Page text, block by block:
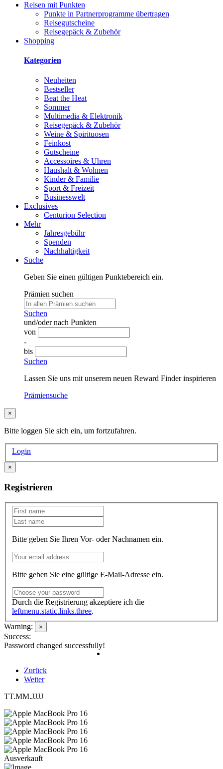
Reisen mit Punkten
Punkte in Partnerprogramme übertragen
Reisegutscheine
Reisegepäck & Zubehör
Shopping
Kategorien
Neuheiten
Bestseller
Beat the Heat
Sommer
Multimedia & Elektronik
Reisegepäck & Zubehör
Weine & Spirituosen
Feinkost
Gutscheine
Accessoires & Uhren
Haushalt & Wohnen
Kinder & Familie
Sport & Freizeit
Businesswelt
Exclusives
Centurion Selection
Mehr
Jahresgebühr
Spenden
Nachhaltigkeit
Suche
Geben Sie einen gültigen Punktebereich ein.
Prämien suchen
Suchen
und/oder nach Punkten
von
-
bis
Suchen
Lassen Sie uns mit unserem neuen Reward Finder inspirieren
Prämiensuche
×
Bitte loggen Sie sich ein, um fortzufahren.
Login
×
Registrieren
Bitte geben Sie Ihren Vor- oder Nachnamen ein.
Bitte geben Sie eine gültige E-Mail-Adresse ein.
Durch die Registrierung akzeptiere ich die
leftmenu.static.links.three.
Warning:
×
Success:
Password changed successfully!
Zurück
Weiter
TT.MM.JJJJ
Ausverkauft